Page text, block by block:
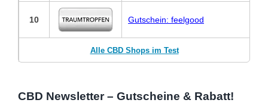
10 Gutschein: feelgood
Alle CBD Shops im Test
CBD Newsletter – Gutscheine & Rabatt!